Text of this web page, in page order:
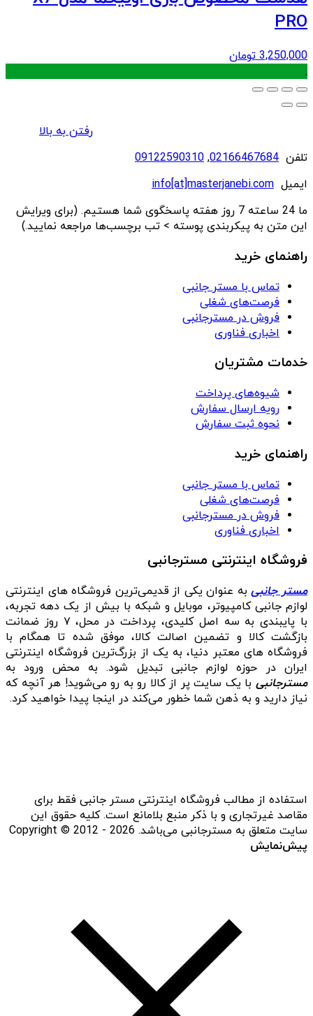
PRO
3,250,000 تومان
.
رفتن به بالا
تلفن 02166467684
,
09122590310
ایمیل info[at]masterjanebi.com
ما 24 ساعته 7 روز هفته پاسخگوی شما هستیم. (برای ویرایش
این متن به پیکربندی پوسته > تب برچسب‌ها مراجعه نمایید.)
راهنمای خرید
تماس با مستر جانبی
فرصت‌های شغلی
فروش در مسترجانبی
اخباری فناوری
خدمات مشتریان
شیوه‌های پرداخت
رویه ارسال سفارش
نحوه ثبت سفارش
راهنمای خرید
تماس با مستر جانبی
فرصت‌های شغلی
فروش در مسترجانبی
اخباری فناوری
فروشگاه اینترنتی مسترجانبی
مستر جانبیبه عنوان یکی از قدیمی‌ترین فروشگاه های اینترنتی
لوازم جانبی کامپیوتر، موبایل و شبکه با بیش از یک دهه تجربه،
با پایبندی به سه اصل کلیدی، پرداخت در محل، ۷ روز ضمانت
بازگشت کالا و تضمین اصالت کالا، موفق شده تا همگام با
فروشگاه‌ های معتبر دنیا، به یک از بزرگ‌ترین فروشگاه اینترنتی
ایران در حوزه لوازم جانبی تبدیل شود. به محض ورود به
مسترجانبی با یک سایت پر از کالا رو به رو می‌شوید! هر آنچه که
نیاز دارید و به ذهن شما خطور می‌کند در اینجا پیدا خواهید کرد.
استفاده از مطالب فروشگاه اینترنتی مستر جانبی فقط برای
مقاصد غیرتجاری و با ذکر منبع بلامانع است. کلیه حقوق این
سایت متعلق به مسترجانبی می‌باشد. Copyright © 2012 - 2026
پیش‌نمایش